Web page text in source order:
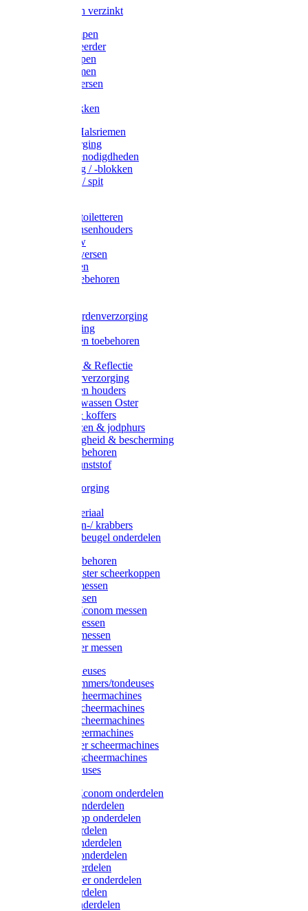
Voerbakken verzinkt
Warmtelampen
Staartcoupeerder
Biggenkappen
Neuskrammen
Varken diversen
Varkensbakken
Halsters / Halsriemen
Hoefverzorging
Lammer benodigdheden
Ramdektuig / -blokken
Vastzetpen / spit
Poetsen & toiletteren
Zadel-/Trensenhouders
Halstertouw
Halsters diversen
Hoofdstellen
Zadel & toebehoren
Rapide paardenverzorging
Ruiter kleding
Hoofdstellen toebehoren
Verlichting & Reflectie
Rapide leerverzorging
Likstenen en houders
Poetsen & wassen Oster
Poetssets & koffers
Ruiter laarzen & jodphurs
Ruiter veiligheid & bescherming
Ruiter - toebehoren
Voerbak kunststof
Klauwverzorging
Injectiemateriaal
Hoefmessen-/ krabbers
Hoefbekapbeugel onderdelen
Messen toebehoren
Moser & Oster scheerkoppen
Hauptner messen
Liscop messen
Aesculap/Econom messen
Heiniger messen
Constanta messen
FarmClipper messen
Moser tondeuses
Overige trimmers/tondeuses
Heiniger scheermachines
Hauptner scheermachines
Aesculap scheermachines
Liscop scheermachines
FarmClipper scheermachines
Constanta scheermachines
Wahl tondeuses
Aesculap/Econom onderdelen
Hauptner onderdelen
Lister/Liscop onderdelen
Eider onderdelen
Heiniger onderdelen
Constanta onderdelen
Moser onderdelen
Farm Clipper onderdelen
Oster onderdelen
TailWell onderdelen